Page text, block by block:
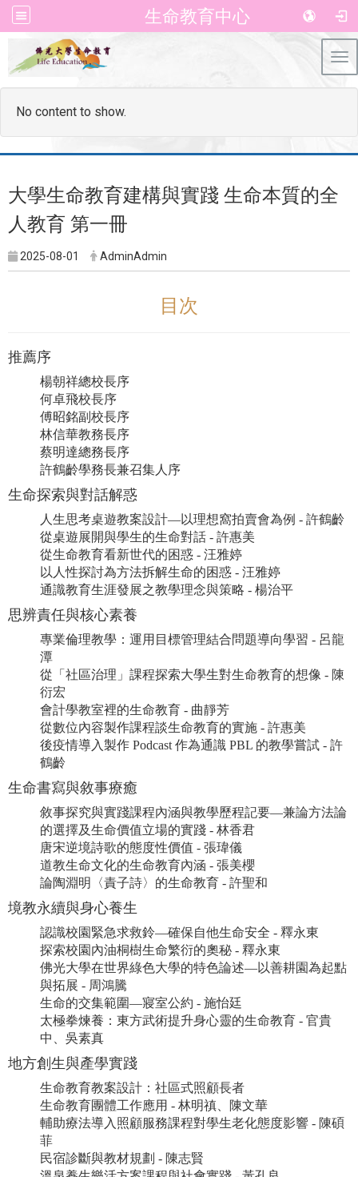
生命教育中心
No content to show.
大學生命教育建構與實踐 生命本質的全
人教育 第一冊
2025-08-01 AdminAdmin
目次
推薦序
楊朝祥總校長序
何卓飛校長序
傅昭銘副校長序
林信華教務長序
蔡明達總務長序
許鶴齡學務長兼召集人序
生命探索與對話解惑
人生思考桌遊教案設計—以理想窩拍賣會為例 - 許鶴齡
從桌遊展開與學生的生命對話 - 許惠美
從生命教育看新世代的困惑 - 汪雅婷
以人性探討為方法拆解生命的困惑 - 汪雅婷
通識教育生涯發展之教學理念與策略 - 楊治平
思辨責任與核心素養
專業倫理教學：運用目標管理結合問題導向學習 - 呂龍
潭
從「社區治理」課程探索大學生對生命教育的想像 - 陳
衍宏
會計學教室裡的生命教育 - 曲靜芳
從數位內容製作課程談生命教育的實施 - 許惠美
後疫情導入製作 Podcast 作為通識 PBL 的教學嘗試 - 許
鶴齡
生命書寫與敘事療癒
敘事探究與實踐課程內涵與教學歷程記要—兼論方法論
的選擇及生命價值立場的實踐 - 林香君
唐宋逆境詩歌的態度性價值 - 張瑋儀
道教生命文化的生命教育內涵 - 張美櫻
論陶淵明〈責子詩〉的生命教育 - 許聖和
境教永續與身心養生
認識校園緊急求救鈴—確保自他生命安全 - 釋永東
探索校園內油桐樹生命繁衍的奧秘 - 釋永東
佛光大學在世界綠色大學的特色論述—以善耕園為起點
與拓展 - 周鴻騰
生命的交集範圍—寢室公約 - 施怡廷
太極拳煉養：東方武術提升身心靈的生命教育 - 官貴
中、吳素真
地方創生與產學實踐
生命教育教案設計：社區式照顧長者
生命教育團體工作應用 - 林明禛、陳文華
輔助療法導入照顧服務課程對學生老化態度影響 - 陳碩
菲
民宿診斷與教材規劃 - 陳志賢